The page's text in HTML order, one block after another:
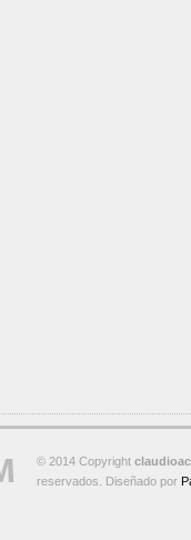
© 2014 Copyright
reservados. Diseñado por